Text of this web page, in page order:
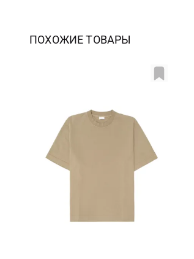
ПОХОЖИЕ ТОВАРЫ